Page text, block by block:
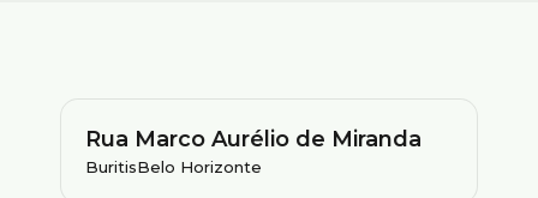
Rua Marco Aurélio de Miranda
BuritisBelo Horizonte